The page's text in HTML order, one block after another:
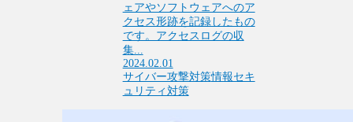
ェアやソフトウェアへのア
クセス形跡を記録したもの
です。アクセスログの収
集...
2024.02.01
サイバー攻撃対策情報セキ
ュリティ対策